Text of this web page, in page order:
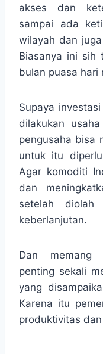
akses dan
sampai ada
wilayah dan
Biasanya ini sih
bulan puasa hari
Supaya
dilakukan
pengusaha bisa
untuk itu
Agar komoditi
dan
setelah
keberlanjutan.
Dan memang
penting sekali
yang
Karena itu
produktivitas